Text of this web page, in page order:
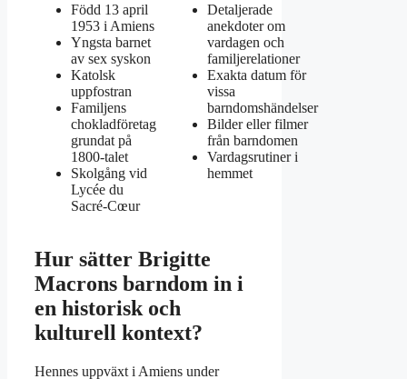
Född 13 april
1953 i Amiens
Yngsta barnet
av sex syskon
Katolsk
uppfostran
Familjens
chokladföretag
grundat på
1800-talet
Skolgång vid
Lycée du
Sacré-Cœur
Detaljerade
anekdoter om
vardagen och
familjerelationer
Exakta datum för
vissa
barndomshändelser
Bilder eller filmer
från barndomen
Vardagsrutiner i
hemmet
Hur sätter Brigitte
Macrons barndom in i
en historisk och
kulturell kontext?
Hennes uppväxt i Amiens under